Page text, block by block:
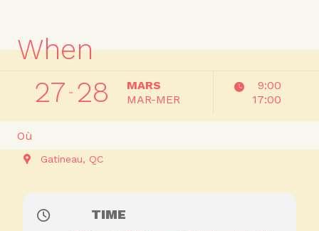
When
27 28
MARS
MAR-MER
9:00
17:00
Où
Gatineau, QC
TIME